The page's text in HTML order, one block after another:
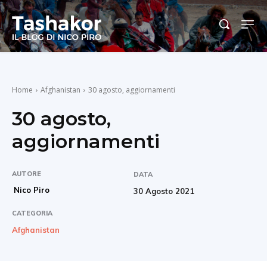
Home Afghanistan 30 agosto, aggiornamenti
30 agosto,
aggiornamenti
AUTORE
Nico Piro
DATA
30 Agosto 2021
CATEGORIA
Afghanistan